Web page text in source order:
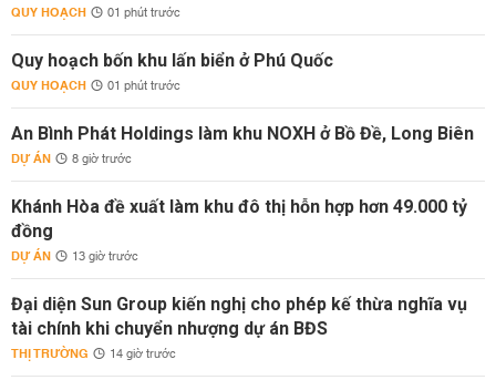
QUY HOẠCH 01 phút trước
Quy hoạch bốn khu lấn biển ở Phú Quốc
QUY HOẠCH 01 phút trước
An Bình Phát Holdings làm khu NOXH ở Bồ Đề, Long Biên
DỰ ÁN 8 giờ trước
Khánh Hòa đề xuất làm khu đô thị hỗn hợp hơn 49.000 tỷ
đồng
DỰ ÁN 13 giờ trước
Đại diện Sun Group kiến nghị cho phép kế thừa nghĩa vụ
tài chính khi chuyển nhượng dự án BĐS
THỊ TRƯỜNG 14 giờ trước